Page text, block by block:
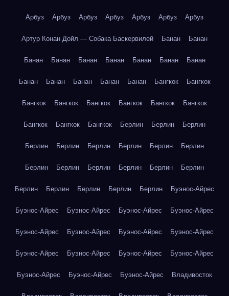
Арбуз Арбуз Арбуз Арбуз Арбуз Арбуз Арбуз
Артур Конан Дойл — Собака Баскервилей Банан Банан
Банан Банан Банан Банан Банан Банан Банан
Банан Банан Банан Банан Банан Бангкок Бангкок
Бангкок Бангкок Бангкок Бангкок Бангкок Бангкок
Бангкок Бангкок Бангкок Берлин Берлин Берлин
Берлин Берлин Берлин Берлин Берлин Берлин
Берлин Берлин Берлин Берлин Берлин Берлин
Берлин Берлин Берлин Берлин Берлин Буэнос-Айрес
Буэнос-Айрес Буэнос-Айрес Буэнос-Айрес Буэнос-Айрес
Буэнос-Айрес Буэнос-Айрес Буэнос-Айрес Буэнос-Айрес
Буэнос-Айрес Буэнос-Айрес Буэнос-Айрес Буэнос-Айрес
Буэнос-Айрес Буэнос-Айрес Буэнос-Айрес Владивосток